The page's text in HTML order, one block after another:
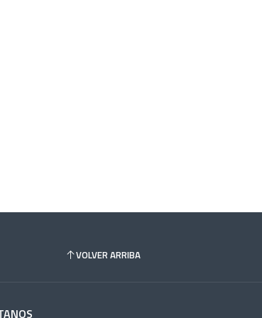
VOLVER ARRIBA